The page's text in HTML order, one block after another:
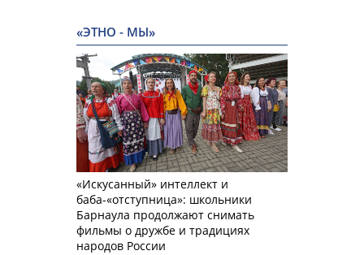
«ЭТНО - МЫ»
«Искусанный» интеллект и
баба-«отступница»: школьники
Барнаула продолжают снимать
фильмы о дружбе и традициях
народов России